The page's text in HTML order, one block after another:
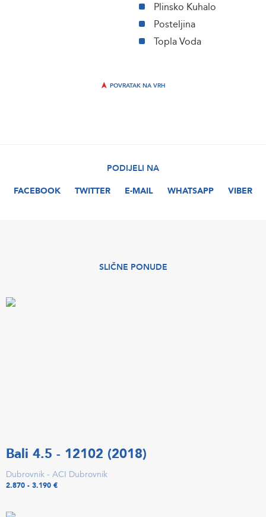
Plinsko Kuhalo
Posteljina
Topla Voda
POVRATAK NA VRH
PODIJELI NA
FACEBOOK
TWITTER E-MAIL WHATSAPP VIBER
SLIČNE PONUDE
Bali 4.5 - 12102 (2018)
Dubrovnik - ACI Dubrovnik
2.870 - 3.190 €